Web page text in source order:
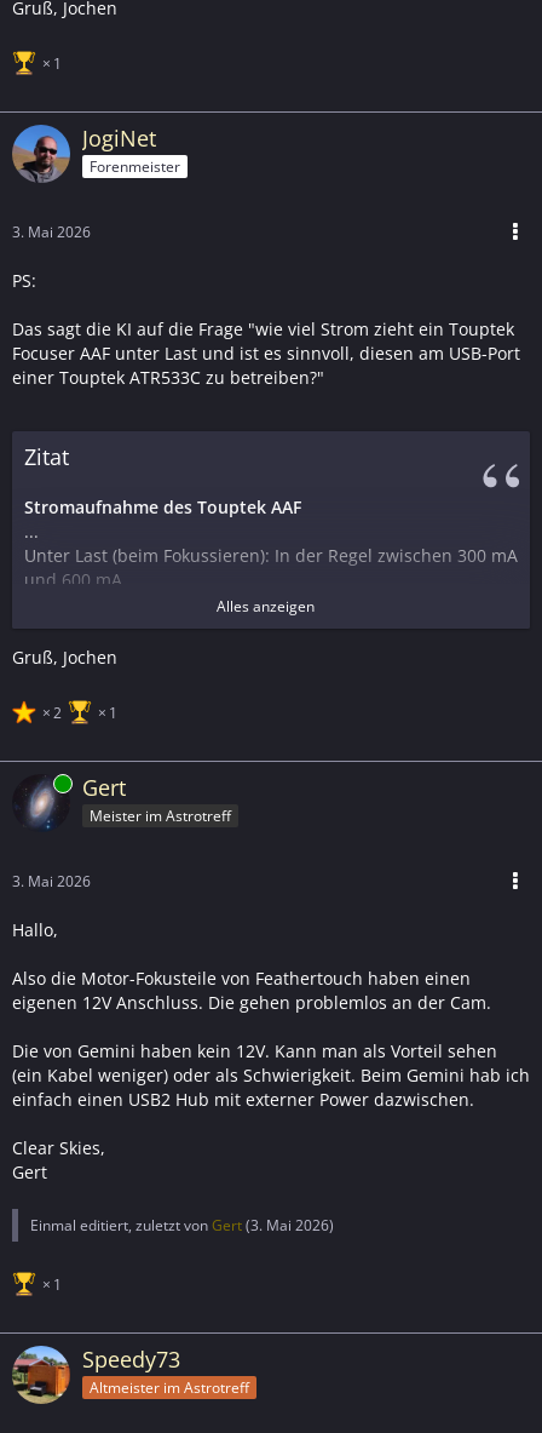
Gruß, Jochen
1
JogiNet
Forenmeister
3. Mai 2026
PS:
Das sagt die KI auf die Frage "wie viel Strom zieht ein Touptek
Focuser AAF unter Last und ist es sinnvoll, diesen am USB-Port
einer Touptek ATR533C zu betreiben?"
Zitat
Stromaufnahme des Touptek AAF
...
Unter Last (beim Fokussieren): In der Regel zwischen 300 mA
und 600 mA.
Spitzenlast: Beim Anlaufen oder bei sehr schwerem
Zubehör am OAZ kann der Wert kurzzeitig Richtung800 mA
- 1A tendieren.
Ist der Betrieb sinnvoll?
Keine weiteren "Vielfrasser":
Kamera-Hubs bereits eine Guide-Kamera (die ebenfalls
...
Szenario Empfehlung:
Leichtes Setup (DSLR, kleine Festbrennweite)
Unbedenklich. Der Focuser zieht hier kaum Last.
Schweres Setup (Großer Refraktor, EFW, OAG)
Grenzwertig. Der Motor muss mehr Kraft aufwenden
und zieht mehr Strom.
Hub anschließen.
Alles anzeigen
Gruß, Jochen
2 1
Online Gert
Meister im Astrotreff
3. Mai 2026
Hallo,
Also die Motor-Fokusteile von Feathertouch haben einen
eigenen 12V Anschluss. Die gehen problemlos an der Cam.
Die von Gemini haben kein 12V. Kann man als Vorteil sehen
(ein Kabel weniger) oder als Schwierigkeit. Beim Gemini hab ich
einfach einen USB2 Hub mit externer Power dazwischen.
Clear Skies,
Gert
Einmal editiert, zuletzt von Gert(3. Mai 2026)
1
Speedy73
Altmeister im Astrotreff